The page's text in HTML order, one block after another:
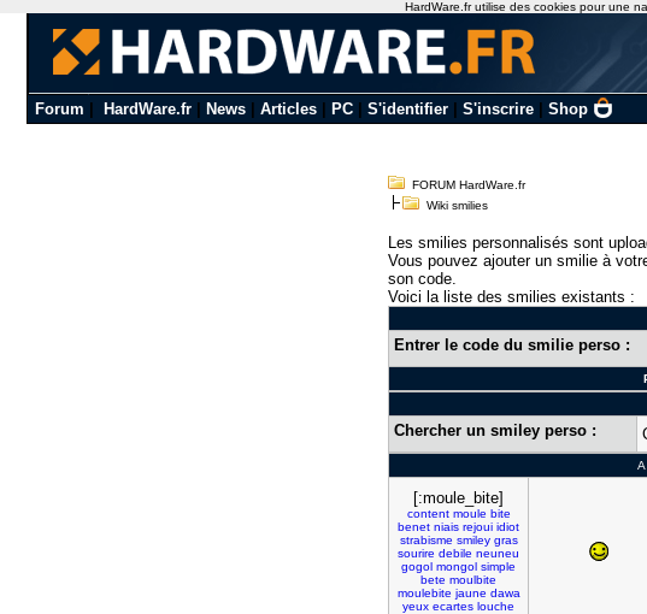
Forum HardWare.fr| News| Articles| PC| S'identifier| S'inscrire| Shop
FORUM HardWare.fr
Wiki smilies
Les smilies personnalisés sont
Vous pouvez ajouter un smilie à
son code.
Voici la liste des smilies existants :
Entrer le code du smilie perso :
Chercher un smiley perso :
A
[:moule_bite]
content moule bite
benet niais rejoui idiot
strabisme smiley gras
sourire debile neuneu
gogol mongol simple
bete moulbite
moulebite jaune dawa
yeux ecartes louche
HardWare.fr utilise des cookies pour une